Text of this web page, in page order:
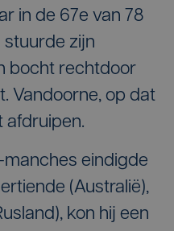
in de 67e van 78
stuurde zijn
bocht rechtdoor
Vandoorne, op dat
afdruipen.
manches eindigde
(Australië),
kon hij een